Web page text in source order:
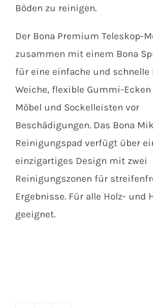
Böden zu reinigen.
Der Bona Premium Teleskop-
zusammen mit einem Bona
für eine einfache und schnelle
Weiche, flexible Gummi-
Möbel und Sockelleisten vor
Beschädigungen. Das Bona
Reinigungspad verfügt über
einzigartiges Design mit zwei
Reinigungszonen für
Ergebnisse. Für alle Holz- und
geeignet.